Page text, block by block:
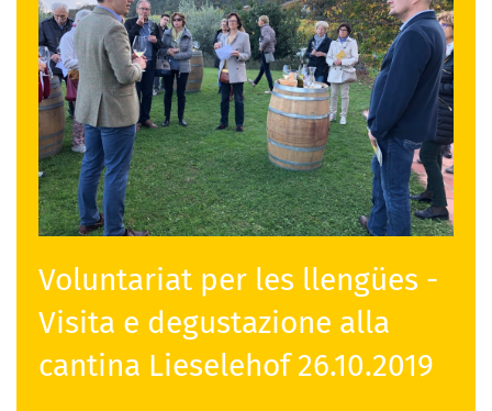
Voluntariat per les llengües -
Visita e degustazione alla
cantina Lieselehof 26.10.2019